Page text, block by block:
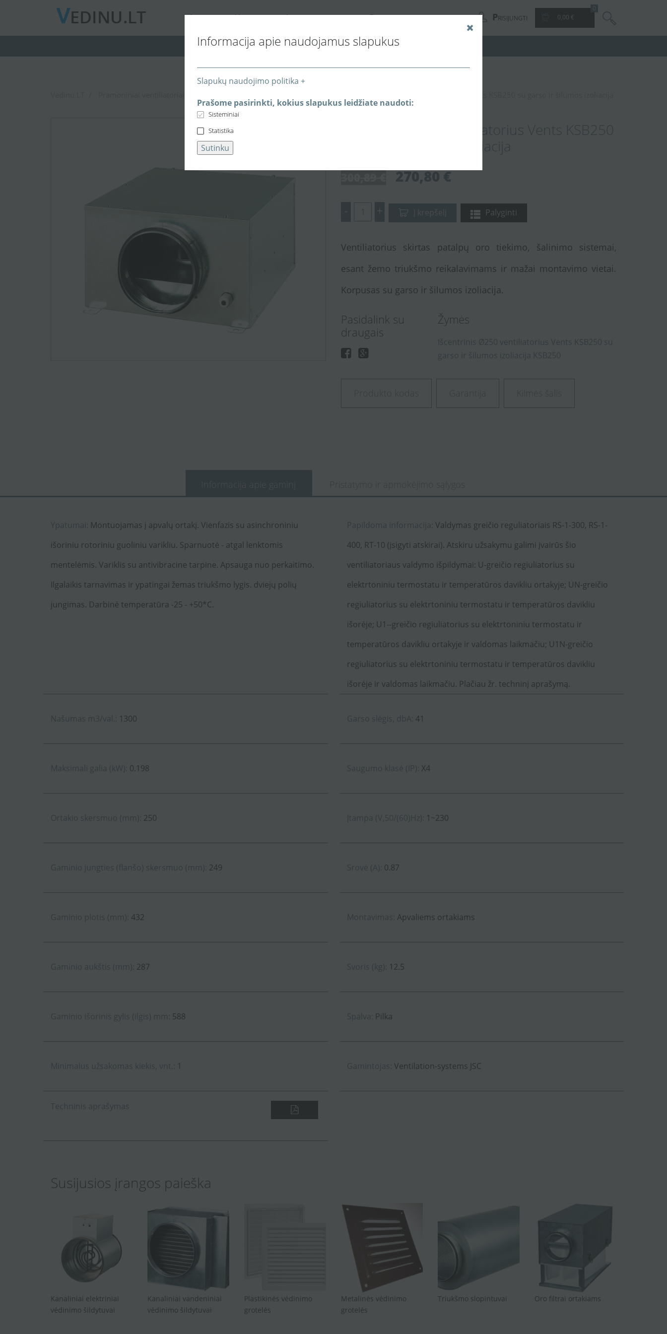
Informacija apie naudojamus slapukus
Slapukų naudojimo politika +
Prašome pasirinkti, kokius slapukus leidžiate naudoti:
Sisteminiai
Statistika
Sutinku
A K I P PRISIJUNGTI
0,00 €
Išcentrinis Ø250 ventiliatorius Vents KSB250
su garso ir šilumos izoliacija
270,80 €
- + Į krepšelį Palyginti
Ventiliatorius skirtas patalpų oro tiekimo, šalinimo sistemai,
esant žemo triukšmo reikalavimams ir mažai montavimo vietai.
Korpusas su garso ir šilumos izoliacija.
Pasidalink su
draugais
Žymės
Išcentrinis Ø250 ventiliatorius Vents KSB250 su
garso
ir šilumos izoliacija KSB250
Produkto kodas Garantija Kilmės šalis
Informacija apie gaminį Pristatymo ir apmokėjimo sąlygos
Ypatumai: Montuojamas į apvalų ortakį. Vienfazis su asinchroniniu
išoriniu rotoriniu guoliniu varikliu. Sparnuotė - atgal lenktomis
mentelėmis. Variklis su antivibracine tarpine. Apsauga nuo perkaitimo.
Ilgalaikis tarnavimas ir ypatingai žemas triukšmo lygis. dviejų polių
jungimas. Darbinė temperatūra -25 - +50*C.
Papildoma informacija: Valdymas greičio reguliatoriais RS-1-300, RS-1-
400, RT-10 (įsigyti atskirai). Atskiru užsakymu galimi įvairūs šio
ventiliatoriaus valdymo išpildymai: U-greičio regiuliatorius su
elektrtoniniu termostatu ir temperatūros davikliu ortakyje; UN-greičio
regiuliatorius su elektrtoniniu termostatu ir temperatūros davikliu
išorėje; U1--greičio regiuliatorius su elektrtoniniu termostatu ir
temperatūros davikliu ortakyje ir valdomas laikmačiu; U1N-greičio
regiuliatorius su elektrtoniniu termostatu ir temperatūros davikliu
išorėje ir valdomas laikmačiu. Plačiau žr. techninį aprašymą.
Našumas m3/val.: 1300 Garso slėgis, dbA: 41
Maksimali galia (kW): 0.198 Saugumo klasė (IP): X4
Ortakio skersmuo (mm): 250 Įtampa (V,50/(60)Hz): 1~230
Gaminio jungties (flanšo) skersmuo (mm): 249 Srovė (A): 0.87
Gaminio plotis (mm): 432 Montavimas: Apvaliems ortakiams
Gaminio aukštis (mm): 287 Svoris (kg): 12.5
Gaminio išorinis gylis (ilgis) mm: 588 Spalva: Pilka
Minimalus užsakomas kiekis, vnt.: 1 Gamintojas: Ventilation-systems JSC
Techninis aprašymas
Susijusios įrangos paieška
Kanaliniai elektriniai
vėdinimo šildytuvai
Kanaliniai vandeniniai
vėdinimo šildytuvai
Plastikinės vėdinimo
grotelės
Metalinės vėdinimo
grotelės
Triukšmo slopintuvai Oro filtrai ortakiams